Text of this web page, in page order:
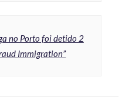
no Porto foi detido 2
Immigration”